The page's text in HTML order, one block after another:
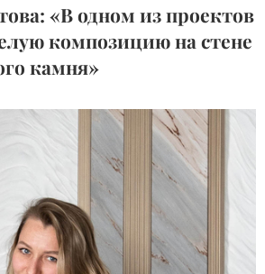
«В одном из проектов
композицию на стене
камня»